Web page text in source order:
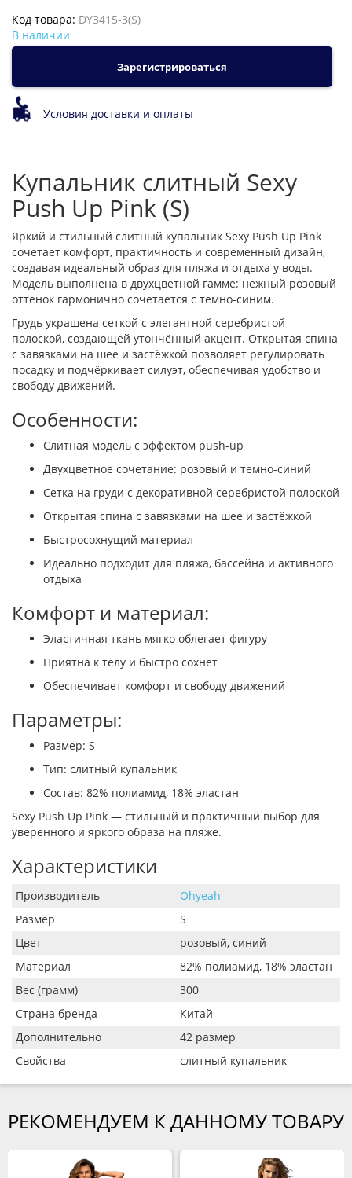
Код товара: DY3415-3(S)
В наличии
Зарегистрироваться
Условия доставки и оплаты
Купальник слитный Sexy
Push Up Pink (S)
Яркий и стильный слитный купальник Sexy Push Up Pink
сочетает комфорт, практичность и современный дизайн,
создавая идеальный образ для пляжа и отдыха у воды.
Модель выполнена в двухцветной гамме: нежный розовый
оттенок гармонично сочетается с темно-синим.
Грудь украшена сеткой с элегантной серебристой
полоской, создающей утончённый акцент. Открытая спина
с завязками на шее и застёжкой позволяет регулировать
посадку и подчёркивает силуэт, обеспечивая удобство и
свободу движений.
Особенности:
Слитная модель с эффектом push-up
Двухцветное сочетание: розовый и темно-синий
Сетка на груди с декоративной серебристой полоской
Открытая спина с завязками на шее и застёжкой
Быстросохнущий материал
Идеально подходит для пляжа, бассейна и активного
отдыха
Комфорт и материал:
Эластичная ткань мягко облегает фигуру
Приятна к телу и быстро сохнет
Обеспечивает комфорт и свободу движений
Параметры:
Размер: S
Тип: слитный купальник
Состав: 82% полиамид, 18% эластан
Sexy Push Up Pink — стильный и практичный выбор для
уверенного и яркого образа на пляже.
Характеристики
Производитель
Ohyeah
Размер
S
Цвет
розовый, синий
Материал
82% полиамид, 18% эластан
Вес (грамм)
300
Страна бренда
Китай
Дополнительно
42 размер
Свойства
слитный купальник
РЕКОМЕНДУЕМ К ДАННОМУ ТОВАРУ